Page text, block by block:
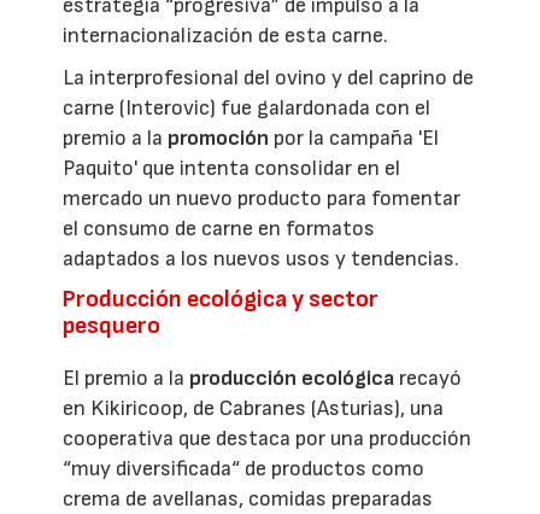
estrategia “progresiva” de impulso a la
internacionalización de esta carne.
La interprofesional del ovino y del caprino de
carne (Interovic) fue galardonada con el
premio a la promoción por la campaña 'El
Paquito' que intenta consolidar en el
mercado un nuevo producto para fomentar
el consumo de carne en formatos
adaptados a los nuevos usos y tendencias.
Producción ecológica y sector
pesquero
El premio a la producción ecológica recayó
en Kikiricoop, de Cabranes (Asturias), una
cooperativa que destaca por una producción
“muy diversificada“ de productos como
crema de avellanas, comidas preparadas